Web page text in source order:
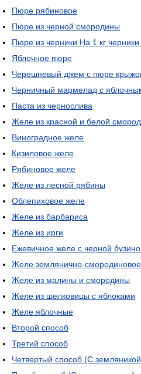
Пюре рябиновое
Пюре из черной смородины
Пюре из черники На 1 кг
Яблочное пюре
Черешневый джем с пюре
Черничный мармелад с
Паста из чернослива
Желе из красной и белой
Виноградное желе
Кизиловое желе
Рябиновое желе
Желе из лесной рябины
Облепиховое желе
Желе из барбариса
Желе из ирги
Ежевичное желе с черной
Желе землянично-смородиновое
Желе из малины и смородины
Желе из шелковицы с яблоками
Желе яблочные
Второй способ
Третий способ
Четвертый способ (С